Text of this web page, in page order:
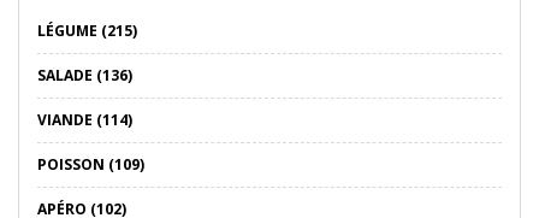
LÉGUME (215)
SALADE (136)
VIANDE (114)
POISSON (109)
APÉRO (102)